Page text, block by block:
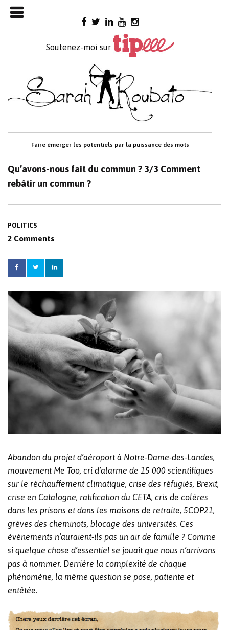
Skip
to
Soutenez-moi sur
Faire émerger les potentiels par la puissance des mots

Qu’avons-nous fait du commun ? 3/3 Comment
rebâtir un commun ?
POLITICS
2 Comments
Abandon du projet d’aéroport à Notre-Dame-des-Landes,
mouvement Me Too, cri d’alarme de 15 000 scientifiques
sur le réchauffement climatique, crise des réfugiés, Brexit,
crise en Catalogne, ratification du CETA, cris de colères
dans les prisons et dans les maisons de retraite, 5COP21,
grèves des cheminots, blocage des universités. Ces
événements n’auraient-ils pas un air de famille ? Comme
si quelque chose d’essentiel se jouait que nous n’arrivons
pas à nommer. Derrière la complexité de chaque
phénomène, la même question se pose, patiente et
entêtée.